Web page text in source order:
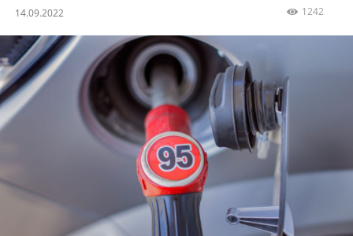
14.09.2022 1242